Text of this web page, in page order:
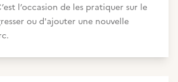
l’occasion de les pratiquer sur le
ou d'ajouter une nouvelle